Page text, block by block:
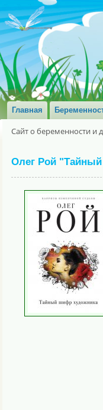
Главная
Сайт о беременности и
Олег Рой